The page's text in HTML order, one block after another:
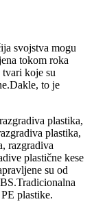
svojstva mogu
tokom roka
tvari koje su
to je
plastika,
plastika,
razgradiva
plastične kese
su od
plastike.